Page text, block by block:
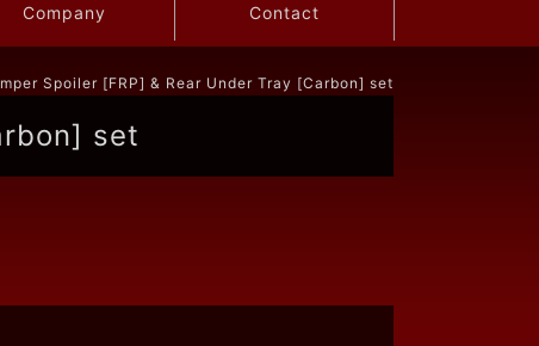
Company Contact
Spoiler [FRP] & Rear Under Tray [Carbon] set
set